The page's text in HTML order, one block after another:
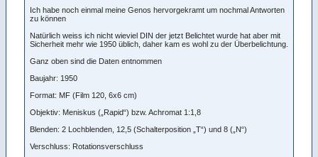
Ich habe noch einmal meine Genos hervorgekramt um nochmal Antworten
zu können
Natürlich weiss ich nicht wieviel DIN der jetzt Belichtet wurde hat aber mit
Sicherheit mehr wie 1950 üblich, daher kam es wohl zu der Überbelichtung.
Ganz oben sind die Daten entnommen
Baujahr: 1950
Format: MF (Film 120, 6x6 cm)
Objektiv: Meniskus („Rapid“) bzw. Achromat 1:1,8
Blenden: 2 Lochblenden, 12,5 (Schalterposition „T“) und 8 („N“)
Verschluss: Rotationsverschluss